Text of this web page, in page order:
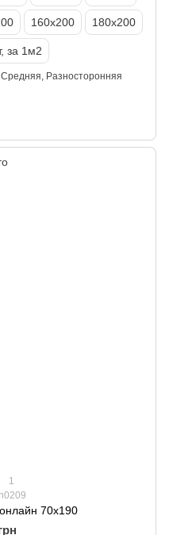
160х200 180х200
за 1м2
Разносторонняя
1
70х190